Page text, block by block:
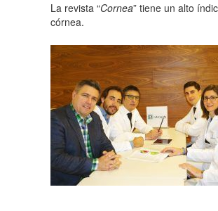
La revista “Cornea” tiene un alto
córnea.